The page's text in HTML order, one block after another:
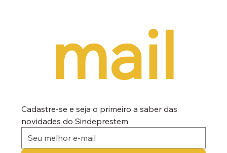
mail
Cadastre-se e seja o primeiro a saber das
novidades do Sindeprestem